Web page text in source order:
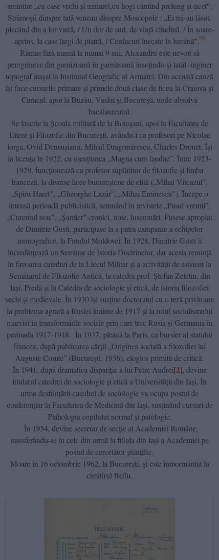
amintire „cu case vechi şi minaret,cu hogi cântînd prelung şi-ncet“.
Strămoşii dinspre tată veneau dinspre Moscopole : „Ei mi-au lăsat,
plecând din a lor vatră, / Un dor de sud, de viaţă citadină. / În soare-
aprins, la case largi de piatră, / Cerdacuri înecate în lumină".[1]
Rămas fără mamă la numai 9 ani, Alexandru este nevoit să
peregrineze din garnizoană în garnizoană însoțindu-și tatăl -inginer
topograf atașat la Institutul Geografic al Armatei. Din această cauză
își face cursurile primare și primele două clase de liceu la Craiova și
Caracal, apoi la Buzău, Vaslui și București, unde absolvă
bacalaureatul.
Se înscrie la Școala militară de la Botoşani, apoi la Facultatea de
Litere şi Filozofie din Bucureşti, avându-i ca profesori pe Nicolae
lorga, Ovid Densuşianu, Mihail Dragomirescu, Charles Drouet. Îşi
ia licenţa în 1922, cu menţiunea „Magna cum laudae”. Între 1923-
1929, funcţionează ca profesor suplinitor de filozofie şi limba
franceză, la diverse licee bucureştene de elită („Mihai Viteazul",
„Spiru Haret", „Gheorghe Lazăr", „Mihai Eminescu"). Începe o
intensă perioadă publicistică, semnând în revistele „Pasul vremii”,
„Curentul nou”, „Şantier” cronici, note, însemnări. Fusese apropiat
de Dimitrie Gusti, participase la a patra campanie a echipelor
monografice, la Fundul Moldovei. În 1928, Dimitrie Gusti îi
încredinţează un Seminar de Istoria Doctrinelor, dar acesta renunţă
în favoarea catedrei de la Liceul Militar şi a activităţii de asistent la
Seminarul de Filozofie Antică, la catedra prof. Ştefan Zeletin, din
laşi. Predă şi la Catedra de sociologie şi etică, de istoria filozofiei
vechi şi medievale. În 1930 îşi susţine doctoratul cu o teză privitoare
la problema agrară a Rusiei înainte de 1917 şi la rolul socialismului
marxist în transformările sociale prin care trec Rusia şi Germania în
perioada 1917-1918. În 1937, pleacă la Paris, ca bursier al statului
francez, după publicarea cărţii „Originea socială a filozofiei lui
Auguste Comte” (Bucureşti, 1936), elogios primită de critică.
În 1941, după dramatica dispariție a lui Petre Andrei[2], devine
titularul catedrei de sociologie şi etică a Universităţii din Iaşi. În
urma desfiinţării catedrei de sociologie va ocupa postul de
conferenţiar la Facultatea de Medicină din Iaşi, susținând cursuri de
Psihologia copilului normal şi patologic.
În 1954, devine secretar de secţie al Academiei Române,
transferându-se în cele din urmă la filiala din Iaşi a Academiei pe
postul de cercetător ştiinţific.
Moare în 16 octombrie 1962, la Bucureşti, și este înmormântat la
cimitirul Bellu.